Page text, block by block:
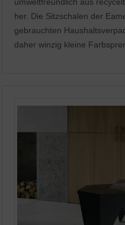
her. Die Sitzschalen der
gebrauchten
daher winzig kleine